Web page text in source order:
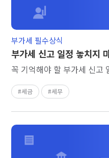
부가세 신고 일정 놓치지
꼭 기억해야 할 부가세 신고
부가세 필수상식
세금 세무